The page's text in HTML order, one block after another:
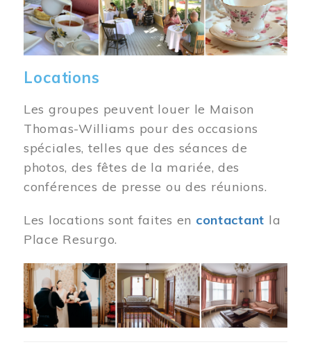
Locations
Les groupes peuvent louer le Maison
Thomas-Williams pour des occasions
spéciales, telles que des séances de
photos, des fêtes de la mariée, des
conférences de presse ou des réunions.
Les locations sont faites en contactant la
Place Resurgo.
Image